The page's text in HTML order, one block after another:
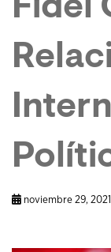
Fidel
noviembre 29, 2021